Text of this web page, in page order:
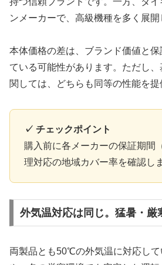
ンメーカーで、高級機種を多く展開
本体価格の差は、ブランド価値と
ている可能性があります。ただし
関しては、どちらも同等の性能を提
✓ チェックポイント
購入前に各メーカーの保証期間
理対応の地域カバー率を確認し
外気温対応は同じ。猛暑・厳
両製品とも50℃の外気温に対応し